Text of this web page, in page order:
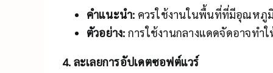
คำแนะนำ: ควรใช้งานในพื้นที่ที่มีอุณหภูมิ
ตัวอย่าง: การใช้งานกลางแดดจัดอาจทำ
4. ละเลยการอัปเดตซอฟต์แวร์